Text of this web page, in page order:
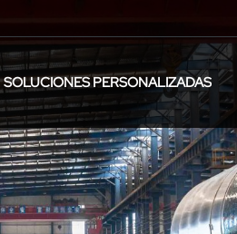
SOLUCIONES PERSONALIZADAS